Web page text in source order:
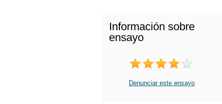
Información sobre
ensayo
Denunciar este ensayo